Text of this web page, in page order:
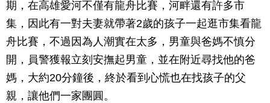
期，在高雄愛河不僅有龍舟比賽，河畔還有許多市
集，因此有一對夫妻就帶著2歲的孩子一起逛市集看龍
舟比賽，不過因為人潮實在太多，男童與爸媽不慎分
開，員警獲報立刻安撫起男童，並在附近尋找他的爸
媽，大約20分鐘後，終於看到心慌也在找孩子的父
親，讓他們一家團圓。